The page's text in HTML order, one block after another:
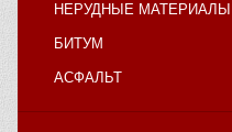
НЕРУДНЫЕ МАТЕРИАЛЫ
БИТУМ
АСФАЛЬТ